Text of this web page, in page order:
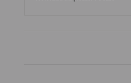
*Kostenlose Rücksendungen nur laut